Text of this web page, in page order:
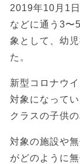
2019年10月1
などに通う3〜
象として、幼
た。
新型コロナウ
対象になって
クラスの子供
対象の施設や
がどのように